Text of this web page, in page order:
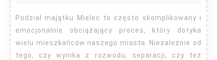
Podział majątku Mielec to często skomplikowany i
emocjonalnie obciążający proces, który dotyka
wielu mieszkańców naszego miasta. Niezależnie od
tego, czy wynika z rozwodu, separacji, czy też